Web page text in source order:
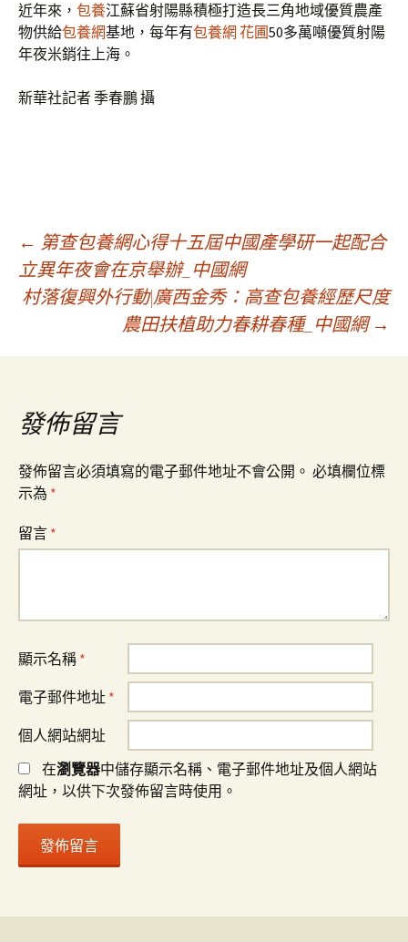
近年來， 包養江蘇省射陽縣積極打造長三角地域優質農產
物供給包養網基地，每年有包養網 花圃50多萬噸優質射陽
年夜米銷往上海。
新華社記者 季春鵬 攝
文
章
導
覽
← 第查包養網心得十五屆中國產學研一起配合
立異年夜會在京舉辦_中國網
村落復興外行動|廣西金秀：高查包養經歷尺度
農田扶植助力春耕春種_中國網 →
發佈留言
發佈留言必須填寫的電子郵件地址不會公開。 必填欄位標
示為 *
留言 *
顯示名稱 *
電子郵件地址 *
個人網站網址
在瀏覽器中儲存顯示名稱、電子郵件地址及個人網站
網址，以供下次發佈留言時使用。